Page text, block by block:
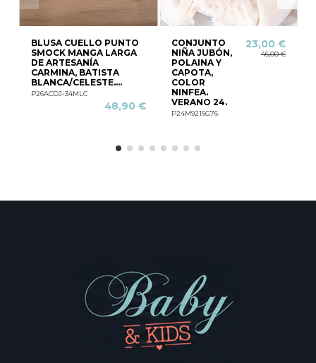
BLUSA CUELLO PUNTO
SMOCK MANGA LARGA
DE ARTESANÍA
CARMINA, BATISTA
BLANCA/CELESTE....
P26ACDJ-34MLC
48,90 €
CONJUNTO
NIÑA JUBÓN,
POLAINA Y
CAPOTA,
COLOR
NINFEA.
VERANO 24.
P24M9216G76
23,00 €
46,00 €